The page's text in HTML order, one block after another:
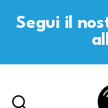
Segui il